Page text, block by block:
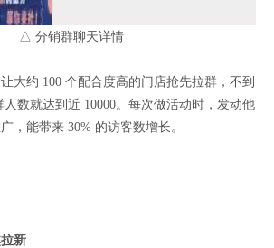
△ 分销群聊天详情
大约 100 个配合度高的门店抢先拉群，不到
人数就达到近 10000。每次做活动时，发动他
，能带来 30% 的访客数增长。
新